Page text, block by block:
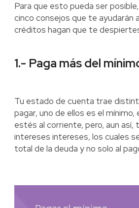
Para que esto pueda ser
cinco consejos que te ayudarán
créditos hagan que te
1.- Paga más del
Tu estado de cuenta trae
pagar, uno de ellos es el mínimo,
estés al corriente, pero, aun así,
intereses intereses, los cuales
total de la deuda y no solo al